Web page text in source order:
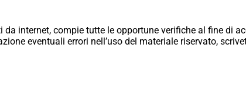
internet, compie tutte le opportune verifiche al fine di
eventuali errori nell’uso del materiale riservato,